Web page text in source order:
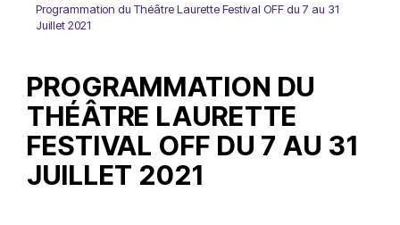
Programmation du Théâtre Laurette Festival OFF du 7 au 31
Juillet 2021
PROGRAMMATION DU
THÉÂTRE LAURETTE
FESTIVAL OFF DU 7 AU 31
JUILLET 2021